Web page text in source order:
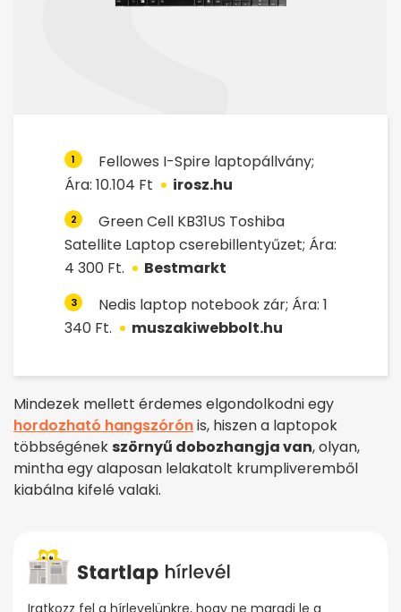
1
Fellowes I-Spire laptopállvány;
Ára: 10.104 Ft
irosz.hu
2
Green Cell KB31US Toshiba
Satellite Laptop cserebillentyűzet; Ára:
4 300 Ft.
Bestmarkt
3
Nedis laptop notebook zár; Ára: 1
340 Ft.
muszakiwebbolt.hu
Mindezek mellett érdemes elgondolkodni egy
hordozható hangszórónis, hiszen a laptopok
többségének szörnyű dobozhangja van, olyan,
mintha egy alaposan lelakatolt krumpliveremből
kiabálna kifelé valaki.
Iratkozz fel a hírlevelünkre, hogy ne maradj le a